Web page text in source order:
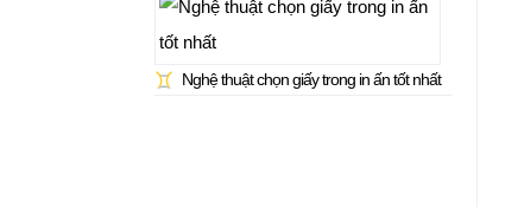
Nghệ thuật chọn giấy trong in ấn tốt nhất